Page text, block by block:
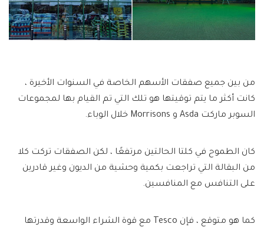
من بين جميع صفقات الأسهم الخاصة في السنوات الأخيرة ،
كانت أكثر ما يتم توقيتها هو تلك التي تم القيام بها لمجموعات
السوبر ماركت Asda و Morrisons خلال الوباء.
كان الطموح في كلتا الحالتين مرتفعًا ، لكن الصفقات تركت كلا
من البقالة التي تراجعت بكمية وحشية من الديون وغير قادرين
على التنافس مع المنافسين.
كما هو متوقع ، فإن Tesco مع قوة الشراء الواسعة وقدرتها